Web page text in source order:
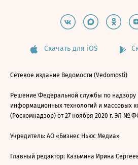
Скачать для iOS
Сетевое издание Ведомости (Vedomosti)
Решение Федеральной службы по надзору
информационных технологий и массовых
(Роскомнадзор) от 27 ноября 2020 г. ЭЛ № ФС
Учредитель: АО «Бизнес Ньюс Медиа»
Главный редактор: Казьмина Ирина